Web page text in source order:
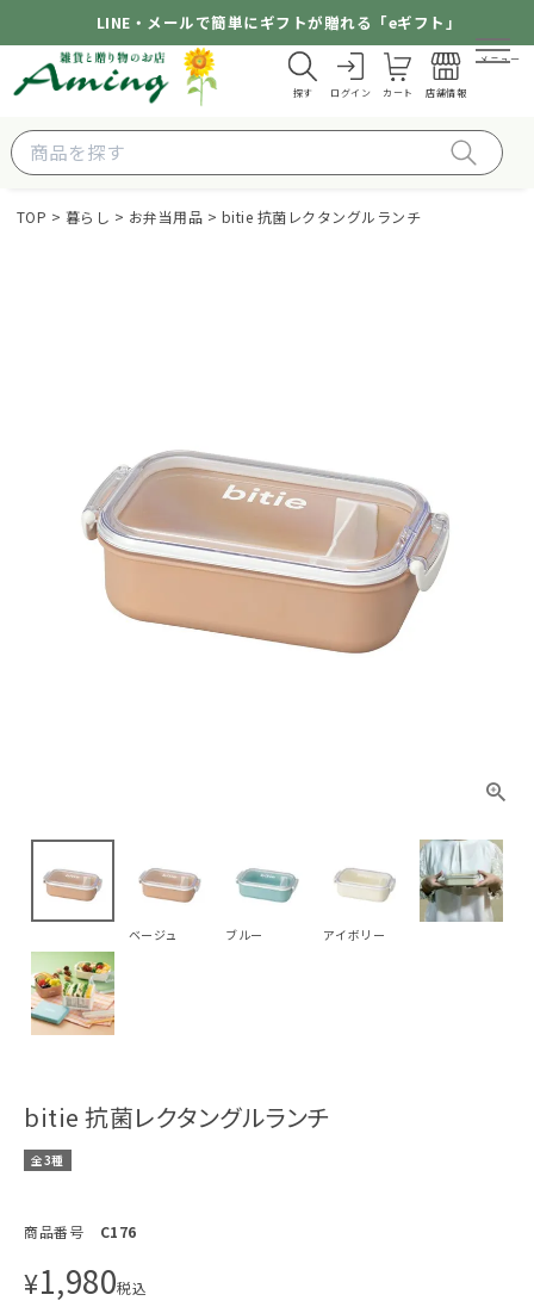
LINE・メールで簡単にギフトが贈れる「eギフト」
探す ログイン カート 店舗情報
メニュー
TOP 暮らし お弁当用品 bitie 抗菌レクタングルランチ
ベージュ ブルー アイボリー
bitie 抗菌レクタングルランチ
全3種
商品番号 C176
¥1,980税込